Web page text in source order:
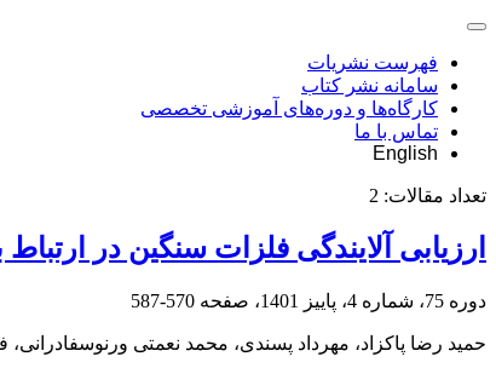
فهرست نشریات
سامانه نشر کتاب
کارگاه‌ها و دوره‌های آموزشی تخصصی
تماس با ما
English
تعداد مقالات: 2
ارزیابی آلایندگی فلزات سنگین در
دوره 75، شماره 4، پاییز 1401، صفحه 570-587
حمید رضا پاکزاد، مهرداد پسندی، محمد نعمتی ورنوسفادرانی،